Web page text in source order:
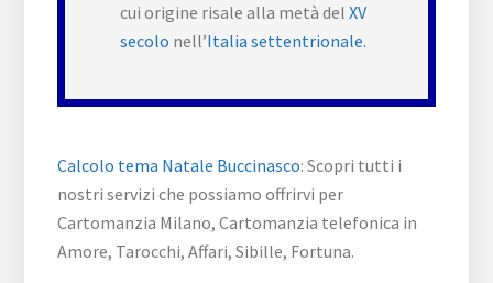
cui origine risale alla metà delXV
secolo nell’Italia settentrionale.
Calcolo tema Natale Buccinasco: Scopri tutti i
nostri servizi che possiamo offrirvi per
Cartomanzia Milano, Cartomanzia telefonica in
Amore, Tarocchi, Affari, Sibille, Fortuna.